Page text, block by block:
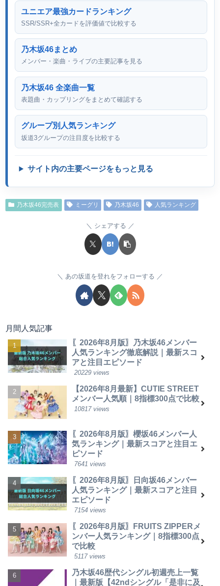
ユニエア最強カードランキング
SSR/SSR+全カードを評価値で比較する
乃木坂46まとめ
メンバー・楽曲・ライブの主要記事を見る
乃木坂46 全楽曲一覧
表題曲・カップリングをまとめて確認する
グループ別人気ランキング
坂道3グループの注目度を比較する
サイト内の主要ページをもっと見る
乃木坂46完売表 ミーグリ 乃木坂46 人気ランキング
シェアする
あの坂道を登れをフォローする
月間人気記事
〖2026年8月版〗乃木坂46メンバー
人気ランキング徹底解説｜最新スコ
アと注目エピソード
20229 views
【2026年8月最新】CUTIE STREET
メンバー人気順｜8指標300点で比較
10817 views
〖2026年8月版〗櫻坂46メンバー人
気ランキング｜最新スコアと注目エ
ピソード
7641 views
〖2026年8月版〗日向坂46メンバー
人気ランキング｜最新スコアと注目
エピソード
7154 views
〖2026年8月版〗FRUITS ZIPPERメ
ンバー人気ランキング｜8指標300点
で比較
5117 views
乃木坂46歴代シングル初週売上一覧
｜最新版【42ndシングル「是非に及